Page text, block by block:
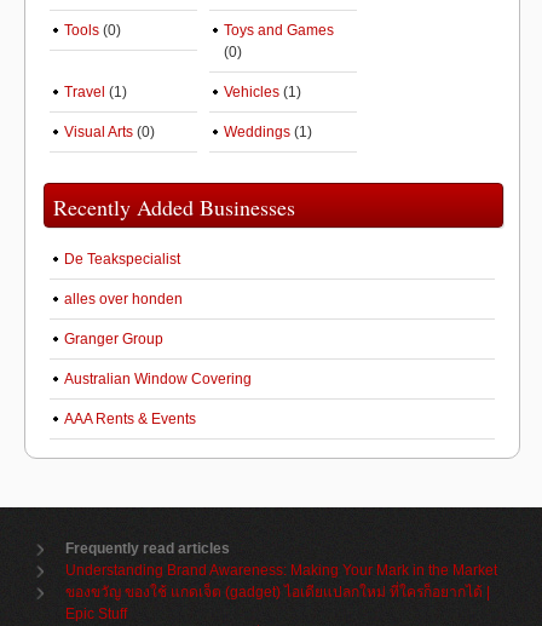
Tools (0)
Toys and Games
(0)
Travel (1) Vehicles (1)
Visual Arts (0) Weddings (1)
Recently Added Businesses
De Teakspecialist
alles over honden
Granger Group
Australian Window Covering
AAA Rents & Events
Frequently read articles
Understanding Brand Awareness: Making Your Mark in the Market
ของขวัญ ของใช้ แกดเจ็ต (gadget) ไอเดียแปลกใหม่ ที่ใครก็อยากได้ |
Epic Stuff